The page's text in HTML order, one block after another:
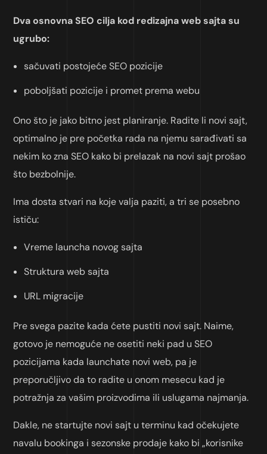
Dva osnovna SEO cilja kod redizajna web sajta su
ugrubo:
sačuvati postojeće SEO pozicije
poboljšati pozicije i promet prema webu
Ono što je jako bitno jest planiranje. Radite li novi sajt,
optimalno je pre početka rada na njemu sarađivati sa
nekim ko zna SEO kako bi prelazak na novi sajt prošao
što bezbolnije.
Ima dosta stvari na koje valja paziti, a tri se posebno
ističu:
Vreme launcha novog sajta
Struktura web sajta
URL migracije
Pre svega pazite kada ćete pustiti novi sajt. Naime,
gotovo je nemoguće ne osetiti neki pad u SEO
pozicijama kada launchate novi web, pa je
preporučljivo da to radite u onom mesecu kad je
potražnja za vašim proizvodima ili uslugama najmanja.
Dakle, ne startujte novi sajt u terminu kad očekujete
navalu bookinga i sezonske prodaje kako bi „korisnike